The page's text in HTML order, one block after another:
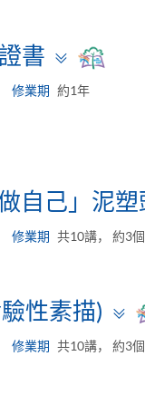
書
Toggle
panel
修業期 約1年
自己」泥
修業期 共10講， 約3個
性素描)
修業期 共10講， 約3個